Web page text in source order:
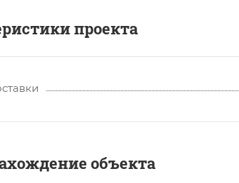
проекта
объекта